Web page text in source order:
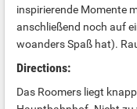
inspirierende Momente
anschließend noch auf
woanders Spaß hat).
Directions:
Das Roomers liegt